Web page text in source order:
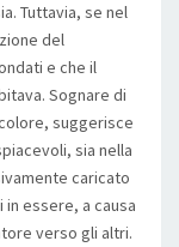
Tuttavia, se nel
del
e che il
Sognare di
suggerisce
sia nella
caricato
essere, a causa
verso gli altri.